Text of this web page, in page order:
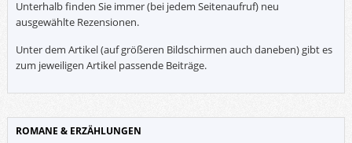
Unterhalb finden Sie immer (bei jedem Seitenaufruf) neu
ausgewählte Rezensionen.
Unter dem Artikel (auf größeren Bildschirmen auch daneben) gibt es
zum jeweiligen Artikel passende Beiträge.
ROMANE & ERZÄHLUNGEN